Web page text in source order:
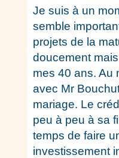
Je suis à un
semble
projets de la
doucement
mes 40 ans. Au
avec Mr
mariage. Le
peu à peu à sa
temps de faire
investissement